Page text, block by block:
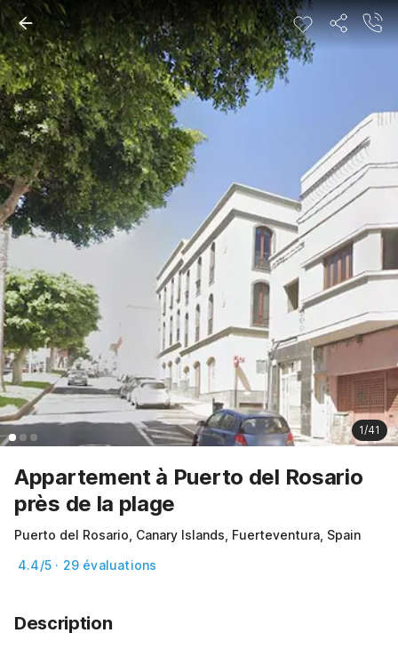
1/41
Appartement à Puerto del Rosario
près de la plage
Puerto del Rosario, Canary Islands, Fuerteventura, Spain
4.4/5 · 29 évaluations
Description